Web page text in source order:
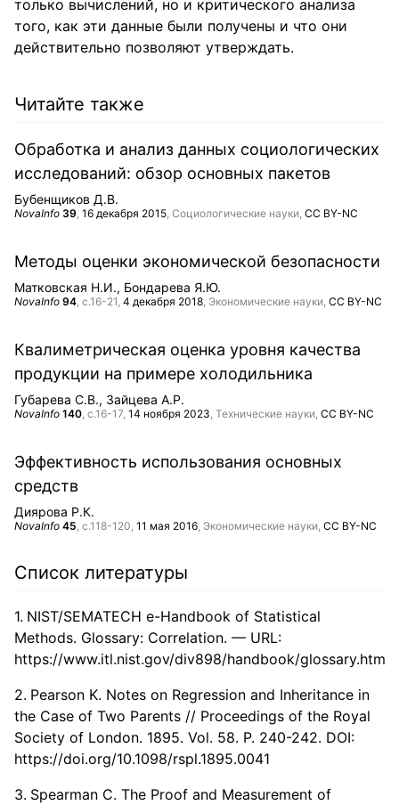
только вычислений, но и критического анализа
того, как эти данные были получены и что они
действительно позволяют утверждать.
Читайте также
Обработка и анализ данных социологических
исследований: обзор основных пакетов
Бубенщиков Д.В.
NovaInfo 39, 16 декабря 2015, Социологические науки, CC BY-NC
Методы оценки экономической безопасности
Матковская Н.И. Бондарева Я.Ю.
NovaInfo 94, с.16-21, 4 декабря 2018, Экономические науки, CC BY-NC
Квалиметрическая оценка уровня качества
продукции на примере холодильника
Губарева С.В. Зайцева А.Р.
NovaInfo 140, с.16-17, 14 ноября 2023, Технические науки, CC BY-NC
Эффективность использования основных
средств
Диярова Р.К.
NovaInfo 45, с.118-120, 11 мая 2016, Экономические науки, CC BY-NC
Список литературы
NIST/SEMATECH e-Handbook of Statistical
Methods. Glossary: Correlation. — URL:
https://www.itl.nist.gov/div898/handbook/glossary.htm
Pearson K. Notes on Regression and Inheritance in
the Case of Two Parents // Proceedings of the Royal
Society of London. 1895. Vol. 58. P. 240-242. DOI:
https://doi.org/10.1098/rspl.1895.0041
Spearman C. The Proof and Measurement of